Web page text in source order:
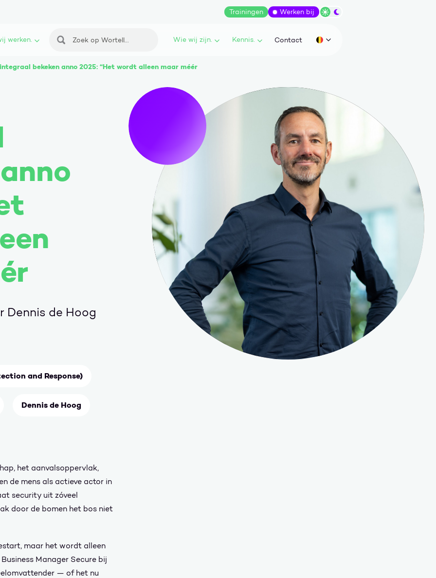
Trainingen Werken bij Wissel tussen dark/light modus
werken. Zoeken Wie wij zijn. Kennis. Contact Huidige taal: be
bekeken anno 2025: “Het wordt alleen maar méér
Dennis de Hoog
and Response)
Dennis de Hoog
het aanvalsoppervlak,
de mens als actieve actor in
security uit zóveel
door de bomen het bos niet
maar het wordt alleen
Manager Secure bij
— of het nu